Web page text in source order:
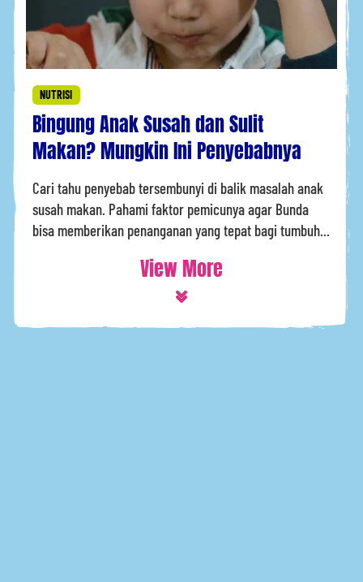
NUTRISI
Bingung Anak Susah dan Sulit
Makan? Mungkin Ini Penyebabnya
Cari tahu penyebab tersembunyi di balik masalah anak
susah makan. Pahami faktor pemicunya agar Bunda
bisa memberikan penanganan yang tepat bagi tumbuh...
View More